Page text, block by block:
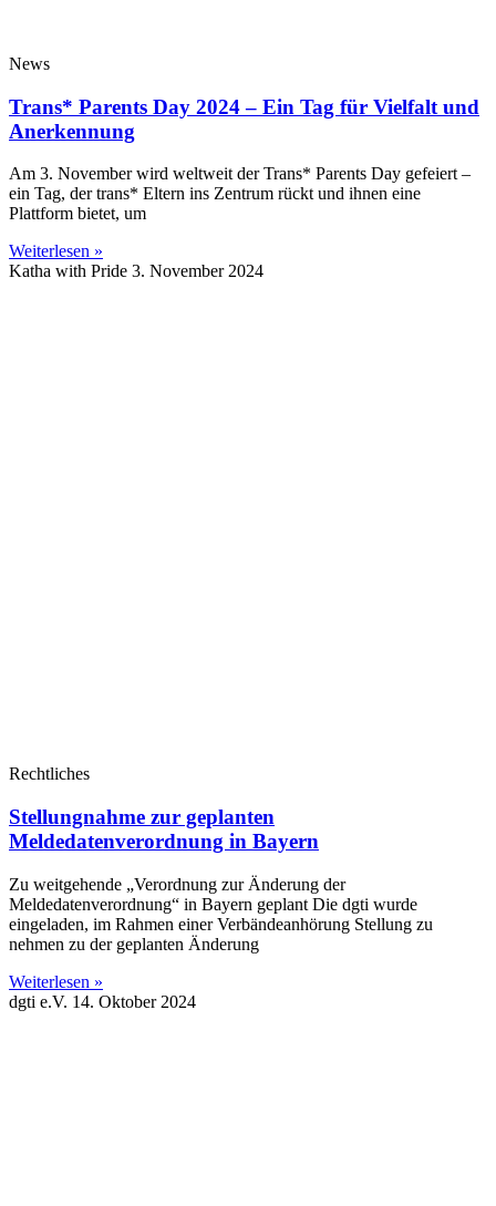
News
Trans* Parents Day 2024 – Ein Tag für Vielfalt und
Anerkennung
Am 3. November wird weltweit der Trans* Parents Day gefeiert –
ein Tag, der trans* Eltern ins Zentrum rückt und ihnen eine
Plattform bietet, um
Weiterlesen »
Katha with Pride 3. November 2024
Rechtliches
Stellungnahme zur geplanten
Meldedatenverordnung in Bayern
Zu weitgehende „Verordnung zur Änderung der
Meldedatenverordnung“ in Bayern geplant Die dgti wurde
eingeladen, im Rahmen einer Verbändeanhörung Stellung zu
nehmen zu der geplanten Änderung
Weiterlesen »
dgti e.V. 14. Oktober 2024